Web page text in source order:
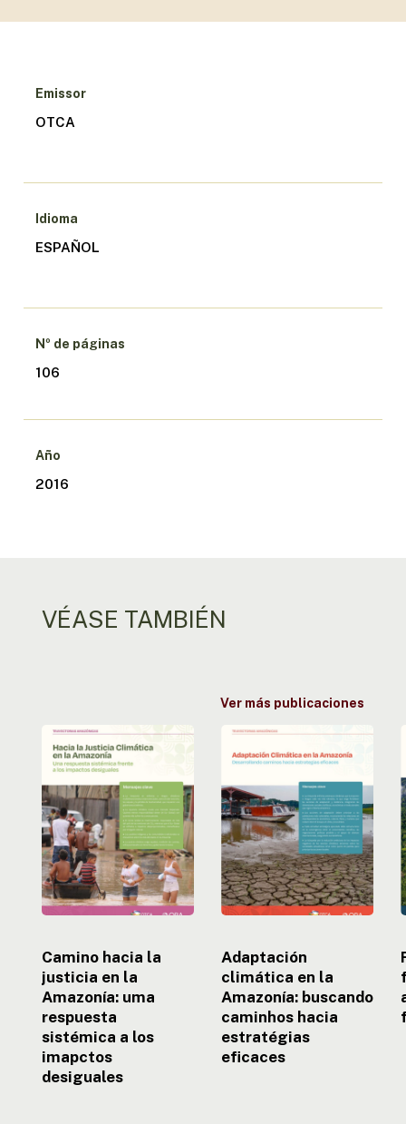
Emissor
OTCA
Idioma
ESPAÑOL
Nº de páginas
106
Año
2016
VÉASE TAMBIÉN
Ver más publicaciones
Camino
hacia
justicia
en
la
Amazonía:
uma
respuesta
sistémica
los
imapctos
desiguales
Camino hacia la
justicia en la
Amazonía: uma
respuesta
sistémica a los
imapctos
desiguales
Adaptación
climática
la
Amazonía:
buscando
caminhos
hacia
estratégias
eficaces
Adaptación
climática en la
Amazonía: buscando
caminhos hacia
estratégias
eficaces